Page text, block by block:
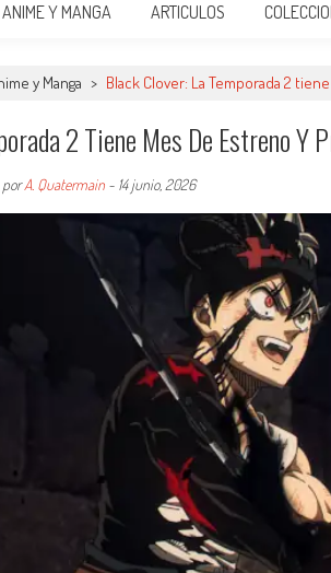
ANIME Y MANGA ARTICULOS
y Manga > Black Clover: La Temporada 2
2 Tiene Mes De Estreno Y
porA. Quatermain - 14 junio, 2026